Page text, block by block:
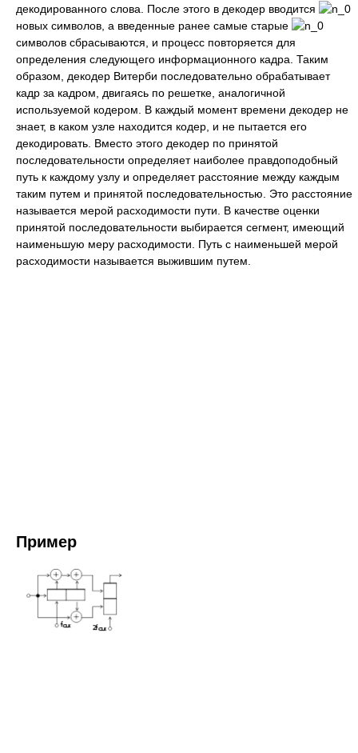
декодированного слова. После этого в декодер вводится
новых символов, а введенные ранее самые старые
символов сбрасываются, и процесс повторяется для
определения следующего информационного кадра. Таким
образом, декодер Витерби последовательно обрабатывает
кадр за кадром, двигаясь по решетке, аналогичной
используемой кодером. В каждый момент времени декодер не
знает, в каком узле находится кодер, и не пытается его
декодировать. Вместо этого декодер по принятой
последовательности определяет наиболее правдоподобный
путь к каждому узлу и определяет расстояние между каждым
таким путем и принятой последовательностью. Это расстояние
называется мерой расходимости пути. В качестве оценки
принятой последовательности выбирается сегмент, имеющий
наименьшую меру расходимости. Путь с наименьшей мерой
расходимости называется выжившим путем.
Пример